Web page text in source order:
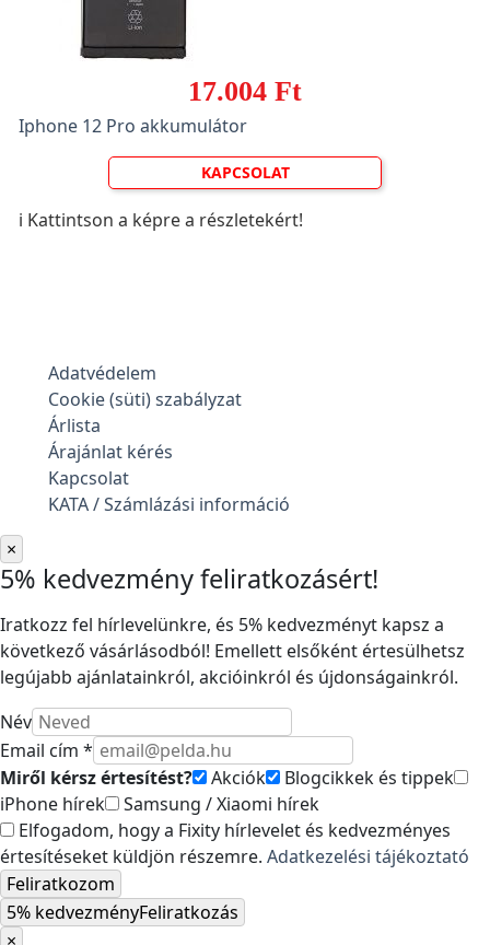
17.004 Ft
Iphone 12 Pro akkumulátor
KAPCSOLAT
ℹ️ Kattintson a képre a részletekért!
Adatvédelem
Cookie (süti) szabályzat
Árlista
Árajánlat kérés
Kapcsolat
KATA / Számlázási információ
×
5% kedvezmény feliratkozásért!
Iratkozz fel hírlevelünkre, és 5% kedvezményt kapsz a
következő vásárlásodból! Emellett elsőként értesülhetsz
legújabb ajánlatainkról, akcióinkról és újdonságainkról.
Név
Email cím *
Miről kérsz értesítést?
Akciók
Blogcikkek és tippek
iPhone hírek
Samsung / Xiaomi hírek
Elfogadom, hogy a Fixity hírlevelet és kedvezményes
értesítéseket küldjön részemre. Adatkezelési tájékoztató
Feliratkozom
5% kedvezményFeliratkozás